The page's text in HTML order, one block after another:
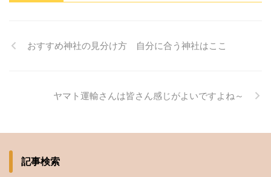
おすすめ神社の見分け方 自分に合う神社はここ
ヤマト運輸さんは皆さん感じがよいですよね～
記事検索